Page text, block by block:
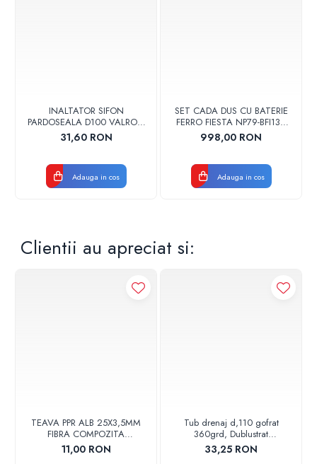
INALTATOR SIFON
PARDOSEALA D100 VALROM
17001900004
31,60 RON
Adauga in cos
SET CADA DUS CU BATERIE
FERRO FIESTA NP79-BFI13U
CROM
998,00 RON
Adauga in cos
Clientii au apreciat si:
TEAVA PPR ALB 25X3,5MM
FIBRA COMPOZITA
10033025004
VALDUOTHERM VALROM
11,00 RON
Tub drenaj d,110 gofrat
360grd, Dublustrat
verde/negru 110152 Drainkit
33,25 RON